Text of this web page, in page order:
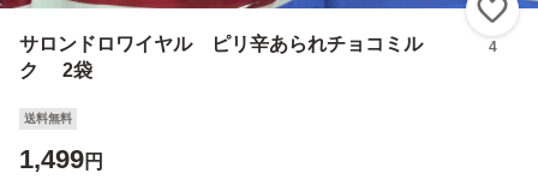
サロンドロワイヤル ピリ辛あられチョコミル
ク 2袋
4
送料無料
1,499円